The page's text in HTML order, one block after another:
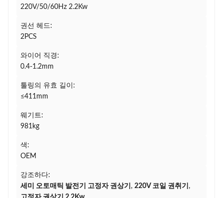
220V/50/60Hz 2.2Kw
권선 헤드:
2PCS
와이어 직경:
0.4-1.2mm
툴링의 유효 길이:
≤411mm
웨기트:
981kg
색:
OEM
강조하다:
세미 오토매틱 발전기 고정자 권상기 , 220V 코일 권취기 ,